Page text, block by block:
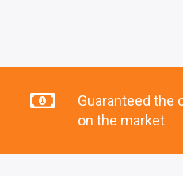
Guaranteed the
on the market